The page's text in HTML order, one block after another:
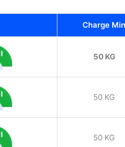
Charge Min
50 KG
50 KG
50 KG